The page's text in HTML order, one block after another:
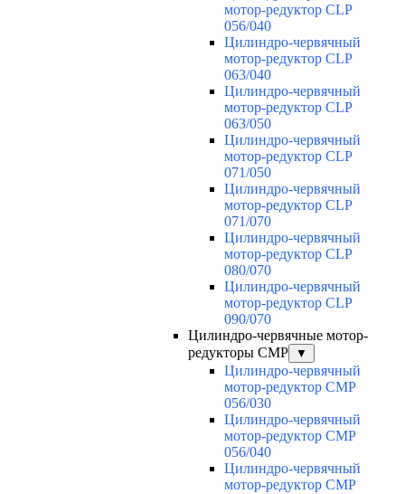
мотор-редуктор CLP
056/040
Цилиндро-червячный
мотор-редуктор CLP
063/040
Цилиндро-червячный
мотор-редуктор CLP
063/050
Цилиндро-червячный
мотор-редуктор CLP
071/050
Цилиндро-червячный
мотор-редуктор CLP
071/070
Цилиндро-червячный
мотор-редуктор CLP
080/070
Цилиндро-червячный
мотор-редуктор CLP
090/070
Цилиндро-червячные мотор-
редукторы CMP
▼
Цилиндро-червячный
мотор-редуктор CMP
056/030
Цилиндро-червячный
мотор-редуктор CMP
056/040
Цилиндро-червячный
мотор-редуктор CMP